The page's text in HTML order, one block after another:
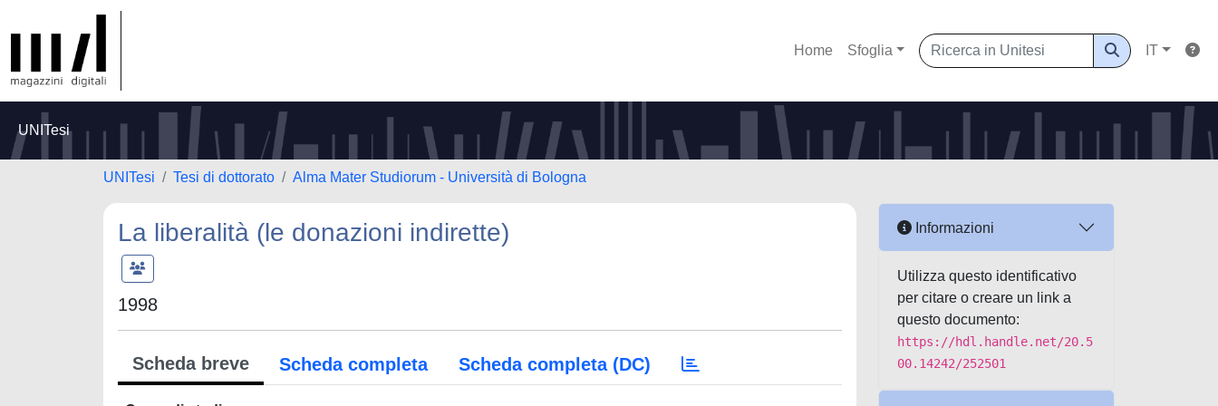
Home Sfoglia IT
UNITesi
UNITesi Tesi di dottorato Alma Mater Studiorum - Università di Bologna
La liberalità (le donazioni indirette)
1998
Scheda breve Scheda completa Scheda completa (DC)
Informazioni
Utilizza questo identificativo
per citare o creare un link a
questo documento:
https://hdl.handle.net/20.5
00.14242/252501